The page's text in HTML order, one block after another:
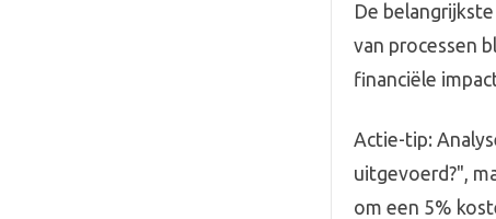
De
van processen
financiële
Actie-tip:
uitgevoerd?",
om een 5%